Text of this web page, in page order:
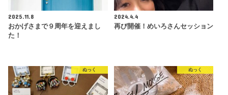
2025.11.8
おかげさまで９周年を迎えまし
た！
2024.4.4
再び開催！めいろさんセッション
ぬっく ぬっく